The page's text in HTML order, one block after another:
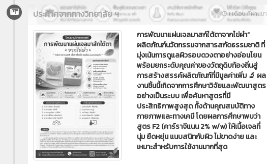
1 เดือน ที่ผ่านมา
ประกาศจากทางวิทยาลัย ฯ
การพัฒนาแผ่นเจลมาสก์ใต้ตาจากไข่ผำ”
ผลิตภัณฑ์นวัตกรรมจากสารสกัดธรรมชาติ ที่
มุ่งเน้นการดูแลผิวรอบดวงตาอย่างอ่อนโยน
พร้อมยกระดับคุณค่าของวัตถุดิบท้องถิ่นสู่
การสร้างสรรค์ผลิตภัณฑ์ที่มีมูลค่าเพิ่ม 🔬 ผล
งานชิ้นนี้เกิดจากการศึกษาวิจัยและพัฒนาสูตร
อย่างเป็นระบบ เพื่อค้นหาสูตรที่มี
ประสิทธิภาพสูงสุด ทั้งด้านคุณสมบัติทาง
กายภาพและทางเคมี โดยผลการศึกษาพบว่า
สูตร F2 (คาร์ราจีแนน 2% w/w) ให้เนื้อเจลที่
นุ่ม ยืดหยุ่น แนบสนิทกับผิว ไม่ขาดง่าย และ
เหมาะสำหรับการใช้งานมากที่สุด